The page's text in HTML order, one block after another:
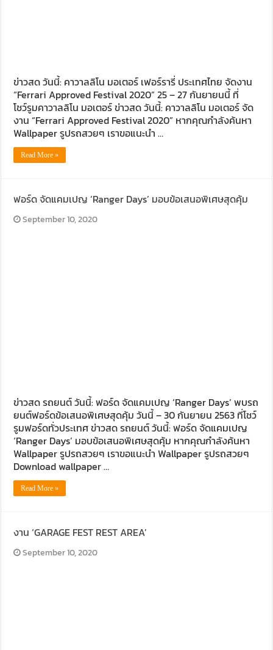
ข่าวสด วันนี้: คาวาลลิโน มอเตอร์ เฟอร์รารี่ ประเทศไทย จัดงาน
“Ferrari Approved Festival 2020” 25 – 27 กันยายนนี้ ที่
โชว์รูมคาวาลลิโน มอเตอร์ ข่าวสด วันนี้: คาวาลลิโน มอเตอร์ จัด
งาน “Ferrari Approved Festival 2020” หากคุณกำลังค้นหา
Wallpaper รูปรถสวยๆ เราขอแนะนำ …
Read More »
ฟอร์ด จัดแคมเปญ ‘Ranger Days’ มอบข้อเสนอพิเศษสุดคุ้ม
September 10, 2020
ข่าวสด รถยนต์ วันนี้: ฟอร์ด จัดแคมเปญ ‘Ranger Days’ พบรถ
ยนต์ฟอร์ดข้อเสนอพิเศษสุดคุ้ม วันนี้ – 30 กันยายน 2563 ที่โชว์
รูมฟอร์ดทั่วประเทศ ข่าวสด รถยนต์ วันนี้: ฟอร์ด จัดแคมเปญ
‘Ranger Days’ มอบข้อเสนอพิเศษสุดคุ้ม หากคุณกำลังค้นหา
Wallpaper รูปรถสวยๆ เราขอแนะนำ Wallpaper รูปรถสวยๆ
Download wallpaper …
Read More »
งาน ‘GARAGE FEST REST AREA’
September 10, 2020